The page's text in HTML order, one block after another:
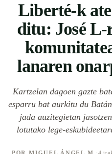
Liberté-k
ditu: José L-
lanaren
Kartzelan dagoen gazte
esparru bat aurkitu du
jada auzitegietan
lotutako lege-